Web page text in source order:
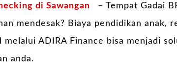
di Sawangan
– Tempat Gadai
mendesak? Biaya pendidikan anak,
melalui ADIRA Finance bisa menjadi
anda.